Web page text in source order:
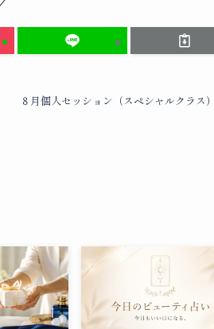
８月個人セッション（スペシャルクラス）